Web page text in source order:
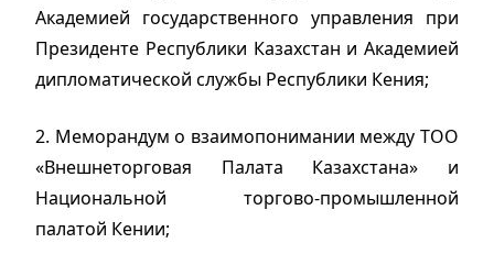
Академией государственного управления при
Президенте Республики Казахстан и Академией
дипломатической службы Республики Кения;
2. Меморандум о взаимопонимании между ТОО
«Внешнеторговая Палата Казахстана» и
Национальной торгово-промышленной
палатой Кении;